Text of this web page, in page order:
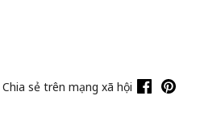
Chia sẻ trên mạng xã hội